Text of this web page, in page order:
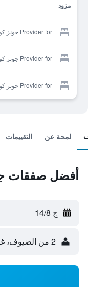
مزود
Provider for جونز كوناك أوتل
Provider for جونز كوناك أوتل
Provider for جونز كوناك أوتل
لمحة عن التقييمات
أفضل صفقات
ج 14/8
2 من الضيوف، غرفة واحدة